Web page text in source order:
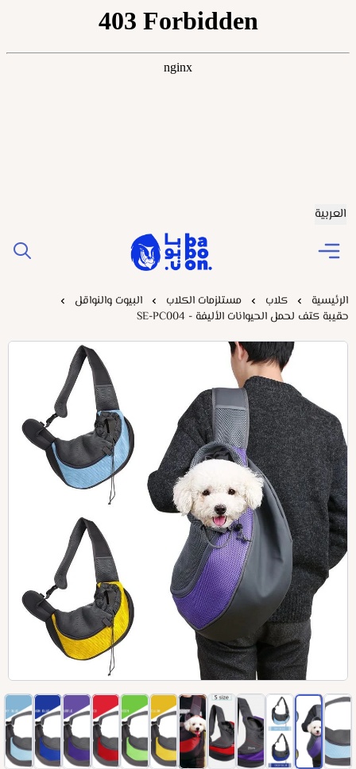
العربية
Baboonstore
الرئيسية كلاب مستلزمات الكلاب
البيوت والنواقل
حقيبة كتف لحمل الحيوانات الأليفة - SE-PC004